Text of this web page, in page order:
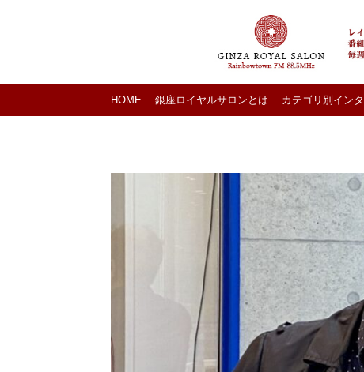
HOME 銀座ロイヤルサロンとは カテゴリ別イン